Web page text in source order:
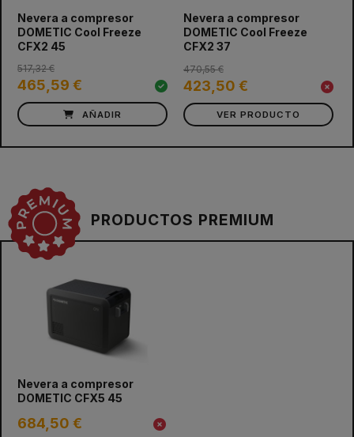
Nevera a compresor
DOMETIC Cool Freeze
CFX2 45
465,59 €
517,32 €
AÑADIR
Nevera a compresor
DOMETIC Cool Freeze
CFX2 37
423,50 €
470,55 €
VER PRODUCTO
PRODUCTOS PREMIUM
Nevera a compresor
DOMETIC CFX5 45
684,50 €